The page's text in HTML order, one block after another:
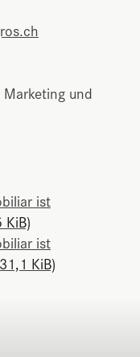
und
ist
KiB)
ist
KiB)